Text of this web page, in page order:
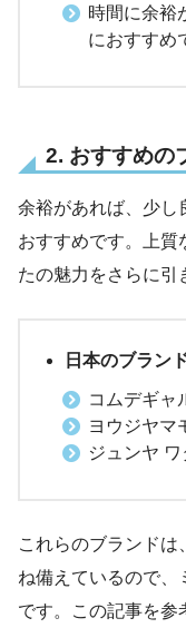
時間に余裕
におすすめ
2. おすすめの
余裕があれば、少し
おすすめです。上質
たの魅力をさらに引
日本のブラン
コムデギャ
ヨウジヤマ
ジュンヤ
これらのブランド
ね備えているので、
です。この記事を参